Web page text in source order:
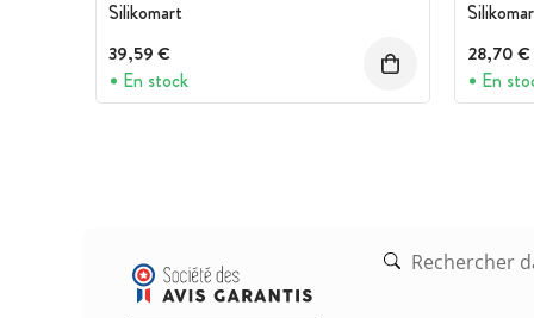
Silikomart
39,59 €
En stock
28,70 €
En